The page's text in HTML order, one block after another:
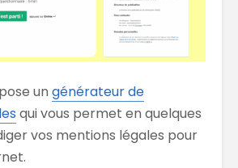
un générateur de
qui vous permet en quelques
vos mentions légales pour